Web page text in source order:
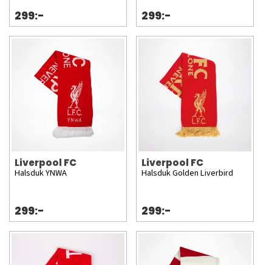
299:- 299:-
Liverpool FC
Halsduk YNWA
299:-
Liverpool FC
Halsduk Golden Liverbird
299:-